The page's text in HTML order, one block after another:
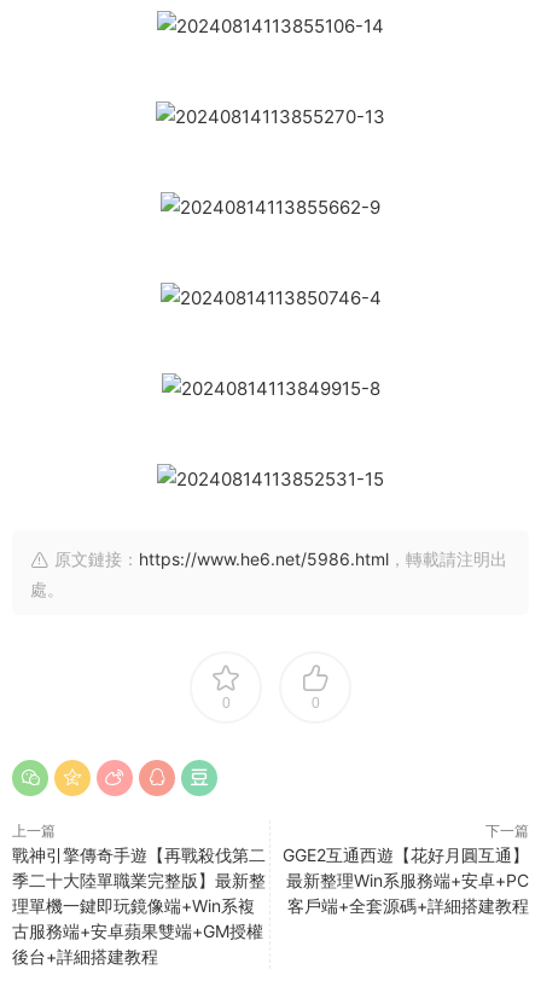
原文鏈接： https://www.he6.net/5986.html ，轉載請注明出
處。
0 0
上一篇
戰神引擎傳奇手遊【再戰殺伐第二
季二十大陸單職業完整版】最新整
理單機一鍵即玩鏡像端+Win系複
古服務端+安卓蘋果雙端+GM授權
後台+詳細搭建教程
下一篇
GGE2互通西遊【花好月圓互通】
最新整理Win系服務端+安卓+PC
客戶端+全套源碼+詳細搭建教程